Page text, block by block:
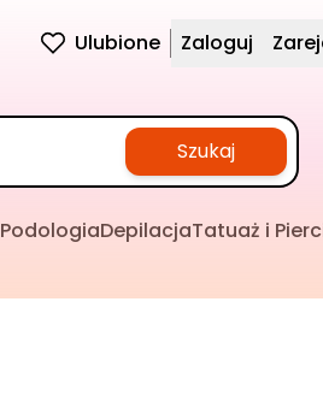
Ulubione Zaloguj
Szukaj
PodologiaDepilacjaTatuaż i